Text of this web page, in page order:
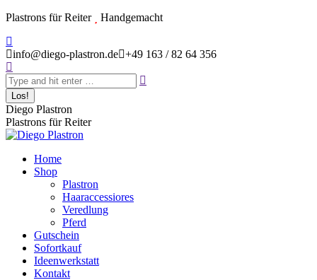
Zum
springen
Plastrons für Reiter
Handgemacht
page
in
new
window
info@diego-plastron.de +49 163 / 82 64 356
Search:
Diego Plastron
Plastrons für Reiter
Home
Shop
Plastron
Haaraccessiores
Veredlung
Pferd
Gutschein
Sofortkauf
Ideenwerkstatt
Kontakt